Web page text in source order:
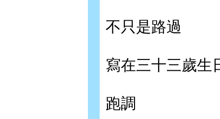
不只是路過
寫在三十三歲生
跑調